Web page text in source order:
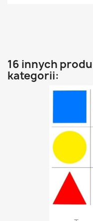
16 innych
kategorii: